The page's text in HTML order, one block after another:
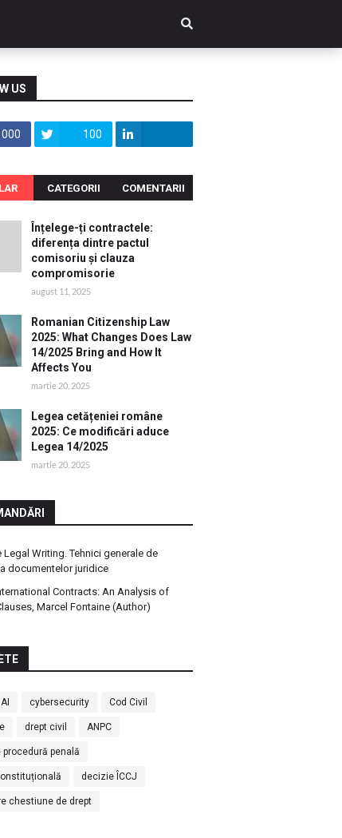
US
100
CATEGORII COMENTARII
Înțelege-ți contractele:
diferența dintre pactul
comisoriu și clauza
compromisorie
august 11, 2025
Romanian Citizenship Law
2025: What Changes Does Law
14/2025 Bring and How It
Affects You
martie 20, 2025
Legea cetățeniei române
2025: Ce modificări aduce
Legea 14/2025
martie 20, 2025
Legal Writing. Tehnici generale de
documentelor juridice
Contracts: An Analysis of
Marcel Fontaine (Author)
AI cybersecurity Cod Civil
drept civil ANPC
procedură penală
decizie ÎCCJ
chestiune de drept